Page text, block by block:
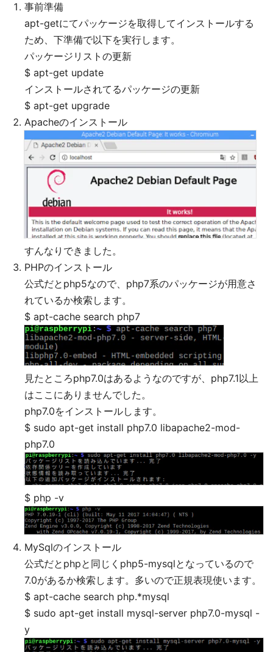
事前準備
apt-getにてパッケージを取得してインストールする
ため、下準備で以下を実行します。
パッケージリストの更新
$ apt-get update
インストールされてるパッケージの更新
$ apt-get upgrade
Apacheのインストール
すんなりできました。
PHPのインストール
公式だとphp5なので、php7系のパッケージが用意さ
れているか検索します。
$ apt-cache search php7
見たところphp7.0はあるようなのですが、php7.1以上
はここにありませんでした。
php7.0をインストールします。
$ sudo apt-get install php7.0 libapache2-mod-
php7.0
$ php -v
MySqlのインストール
公式だとphpと同じくphp5-mysqlとなっているので
7.0があるか検索します。多いので正規表現使います。
$ apt-cache search php.*mysql
$ sudo apt-get install mysql-server php7.0-mysql -
y